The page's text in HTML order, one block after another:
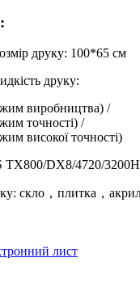
друку: 100*65 см
друку:
виробництва) /
точності) /
високої точності)
TX800/DX8/4720/
скло，плитка，
лист